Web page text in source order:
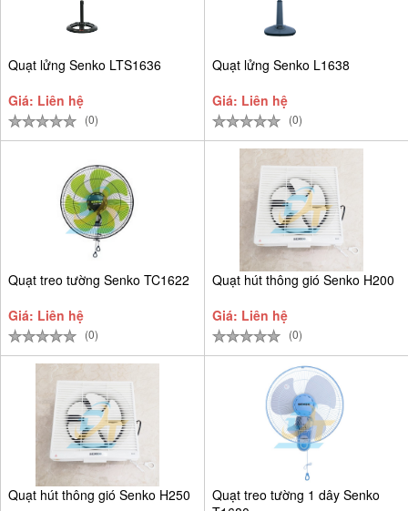
Quạt lửng Senko LTS1636
Giá: Liên hệ
(0)
Quạt lửng Senko L1638
Giá: Liên hệ
(0)
Quạt treo tường Senko TC1622
Giá: Liên hệ
(0)
Quạt hút thông gió Senko H200
Giá: Liên hệ
(0)
Quạt hút thông gió Senko H250
Quạt treo tường 1 dây Senko